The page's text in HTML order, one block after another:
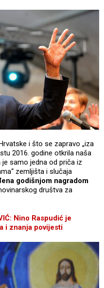
i što se zapravo „iza
2016. godine otkrila naša
je samo jedna od priča iz
zemljišta i slučaja
godišnjom nagradom
društva za
Nino Raspudić je
i znanja povijesti